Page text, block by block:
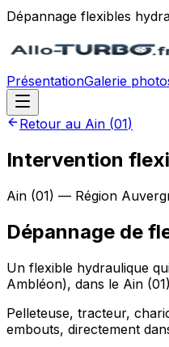
Dépannage flexibles
PrésentationGalerie
Retour au Ain (01)
Intervention
Ain (01) — Région
Dépannage de
Un flexible hydraulique
Ambléon), dans le Ain
Pelleteuse, tracteur,
embouts, directement